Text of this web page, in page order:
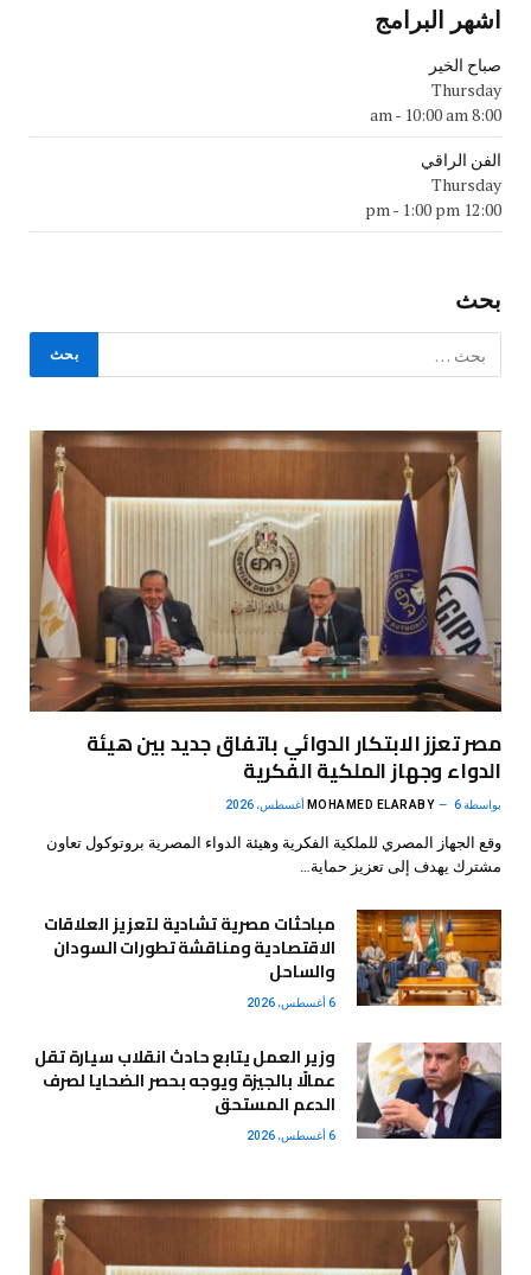
اشهر البرامج
صباح الخير
Thursday
8:00 am
- 10:00 am
الفن الراقي
Thursday
12:00 pm
- 1:00 pm
بحث
مصر تعزز الابتكار الدوائي باتفاق جديد بين هيئة
الدواء وجهاز الملكية الفكرية
بواسطة MOHAMED ELARABY 6 أغسطس، 2026
وقع الجهاز المصري للملكية الفكرية وهيئة الدواء المصرية بروتوكول تعاون
مشترك يهدف إلى تعزيز حماية…
مباحثات مصرية تشادية لتعزيز العلاقات
الاقتصادية ومناقشة تطورات السودان
والساحل
6 أغسطس، 2026
وزير العمل يتابع حادث انقلاب سيارة تقل
عمالًا بالجيزة ويوجه بحصر الضحايا لصرف
الدعم المستحق
6 أغسطس، 2026